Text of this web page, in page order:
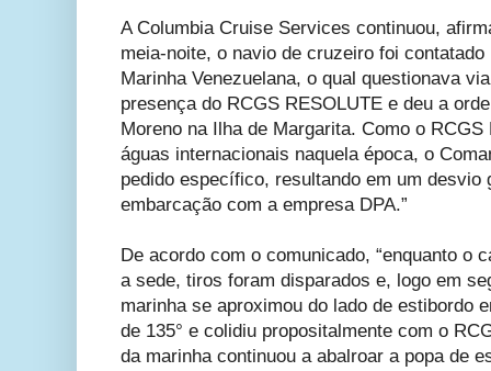
A Columbia Cruise Services continuou,
meia-noite, o navio de cruzeiro foi
Marinha Venezuelana, o qual questionava
presença do RCGS RESOLUTE e deu a
Moreno na Ilha de Margarita. Como o
águas internacionais naquela época, o
pedido específico, resultando em um desvio
embarcação com a empresa DPA.”
De acordo com o comunicado, “enquanto o
a sede, tiros foram disparados e, logo em
marinha se aproximou do lado de estibordo
de 135° e colidiu propositalmente com o
da marinha continuou a abalroar a popa de